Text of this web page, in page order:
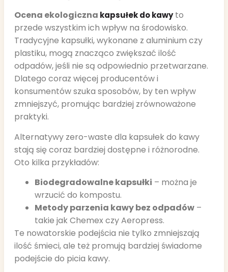
Ocena ekologiczna kapsułek do kawyto
przede wszystkim ich wpływ na środowisko.
Tradycyjne kapsułki, wykonane z aluminium czy
plastiku, mogą znacząco zwiększać ilość
odpadów, jeśli nie są odpowiednio przetwarzane.
Dlatego coraz więcej producentów i
konsumentów szuka sposobów, by ten wpływ
zmniejszyć, promując bardziej zrównoważone
praktyki.
Alternatywy zero-waste dla kapsułek do kawy
stają się coraz bardziej dostępne i różnorodne.
Oto kilka przykładów:
Biodegradowalne kapsułki – można je
wrzucić do kompostu.
Metody parzenia kawy bez odpadów –
takie jak Chemex czy Aeropress.
Te nowatorskie podejścia nie tylko zmniejszają
ilość śmieci, ale też promują bardziej świadome
podejście do picia kawy.